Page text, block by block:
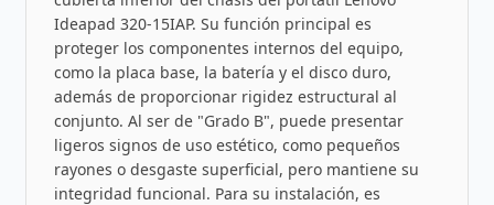
Ideapad 320-15IAP. Su función principal es
proteger los componentes internos del equipo,
como la placa base, la batería y el disco duro,
además de proporcionar rigidez estructural al
conjunto. Al ser de "Grado B", puede presentar
ligeros signos de uso estético, como pequeños
rayones o desgaste superficial, pero mantiene su
integridad funcional. Para su instalación, es